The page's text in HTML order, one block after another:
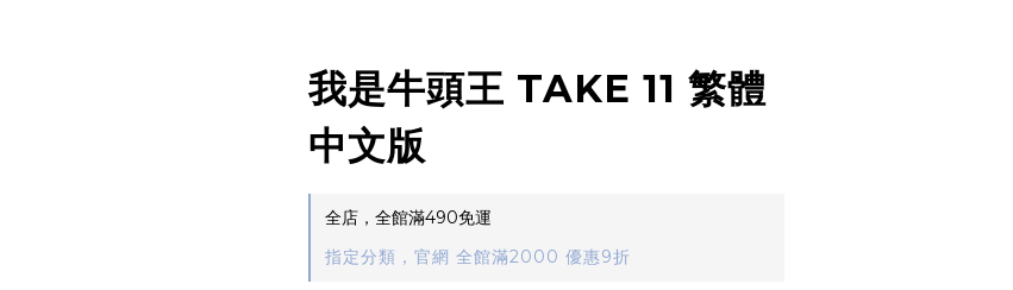
我是牛頭王 TAKE 11 繁體
中文版
全店，全館滿490免運
指定分類，官網 全館滿2000 優惠9折